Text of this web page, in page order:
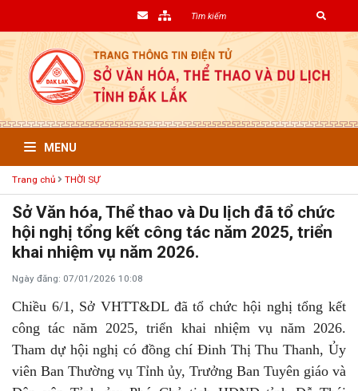
MENU
Trang chủ THỜI SỰ
Sở Văn hóa, Thể thao và Du lịch đã tổ chức
hội nghị tổng kết công tác năm 2025, triển
khai nhiệm vụ năm 2026.
Ngày đăng: 07/01/2026 10:08
Chiều 6/1, Sở VHTT&DL đã tổ chức hội nghị tổng kết
công tác năm 2025, triển khai nhiệm vụ năm 2026.
Tham dự hội nghị có đồng chí Đinh Thị Thu Thanh, Ủy
viên Ban Thường vụ Tỉnh ủy, Trưởng Ban Tuyên giáo và